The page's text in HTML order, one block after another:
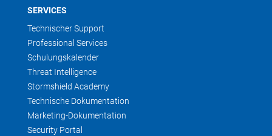
SERVICES
Technischer Support
Professional Services
Schulungskalender
Threat Intelligence
Stormshield Academy
Technische Dokumentation
Marketing-Dokumentation
Security Portal